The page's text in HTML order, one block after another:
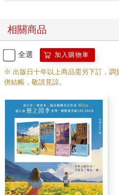
「感情變質怎麼可能只有一個人的
就算隔著耳機也沒忘了嗆我。
拍。
他似乎有些不知所措，清秀的臉龐
「乖，妳最棒了，不要哭，我們去
像是哄小孩一樣，華佑惟拉著我就
「你會寵壞她，華佑惟。」冷血魔
告。
相關商品
全選 加入購物車
※ 出版日十年以上商品需另下訂，調
併結帳，敬請見諒。